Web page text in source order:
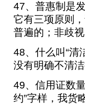
47、普惠制是
它有三项原则
普遍的；非歧
48、什么叫“清
没有明确不清
49、信用证数
约”字样，我货